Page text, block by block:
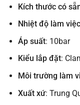
Kích thước có
Nhiệt độ làm việc
Áp suất: 10bar
Kiểu lắp đặt:
Môi trường làm
Xuất xứ: Trung